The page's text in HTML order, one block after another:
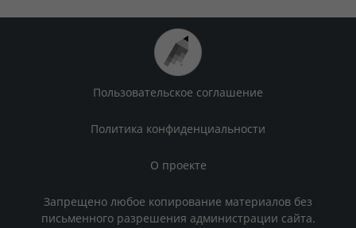
Пользовательское соглашение
Политика конфиденциальности
О проекте
Запрещено любое копирование материалов без
письменного разрешения администрации сайта.